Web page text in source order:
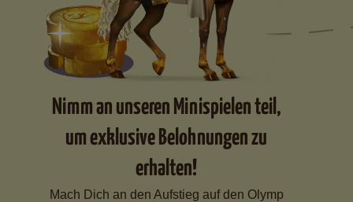
Nimm an unseren Minispielen teil,
um exklusive Belohnungen zu
erhalten!
Mach Dich an den Aufstieg auf den Olymp